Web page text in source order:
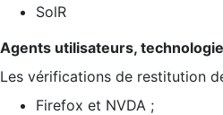
SolR
Agents utilisateurs,
Les vérifications de restitution
Firefox et NVDA ;